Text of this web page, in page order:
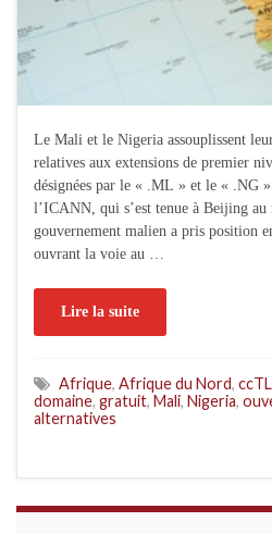
Le Mali et le Nigeria assouplissent
relatives aux extensions de premier
désignées par le « .ML » et le « .NG
l’ICANN, qui s’est tenue à Beijing
gouvernement malien a pris position
ouvrant la voie au …
Lire la suite
Afrique, Afrique du Nord,
domaine, gratuit, Mali, Nigeria,
alternatives